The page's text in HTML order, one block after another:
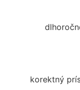
korektný